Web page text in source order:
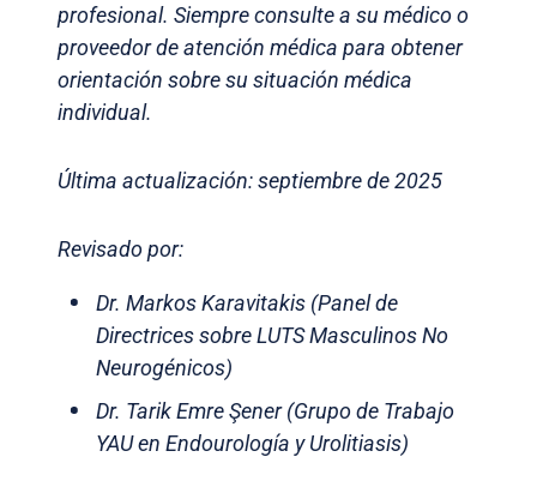
profesional. Siempre consulte a su médico o
proveedor de atención médica para obtener
orientación sobre su situación médica
individual.
Última actualización: septiembre de 2025
Revisado por:
Dr. Markos Karavitakis (Panel de
Directrices sobre LUTS Masculinos No
Neurogénicos)
Dr. Tarik Emre Şener (Grupo de Trabajo
YAU en Endourología y Urolitiasis)